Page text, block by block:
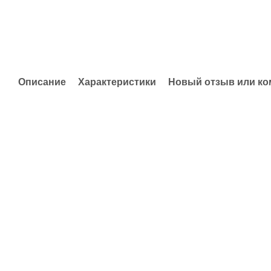
Описание Характеристики Новый отзыв или